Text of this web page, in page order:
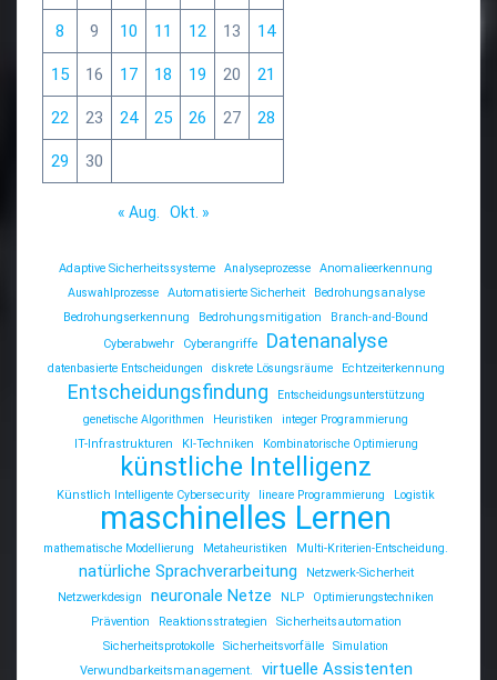
8 9 10 11 12 13 14
15 16 17 18 19 20 21
22 23 24 25 26 27 28
29 30
« Aug. Okt. »
Adaptive Sicherheitssysteme Analyseprozesse
Anomalieerkennung
Auswahlprozesse
Automatisierte Sicherheit
Bedrohungsanalyse
Bedrohungserkennung
Bedrohungsmitigation
Branch-and-Bound
Cyberabwehr
Cyberangriffe Datenanalyse
datenbasierte Entscheidungen diskrete Lösungsräume Echtzeiterkennung
Entscheidungsfindung
Entscheidungsunterstützung
genetische Algorithmen
Heuristiken
integer Programmierung
IT-Infrastrukturen
KI-Techniken Kombinatorische Optimierung
künstliche Intelligenz
Künstlich Intelligente Cybersecurity lineare Programmierung Logistik
maschinelles Lernen
mathematische Modellierung Metaheuristiken Multi-Kriterien-Entscheidung.
natürliche Sprachverarbeitung
Netzwerk-Sicherheit
Netzwerkdesign
neuronale Netze NLP
Optimierungstechniken
Prävention
Reaktionsstrategien
Sicherheitsautomation
Sicherheitsprotokolle
Sicherheitsvorfälle
Simulation
Verwundbarkeitsmanagement.
virtuelle Assistenten